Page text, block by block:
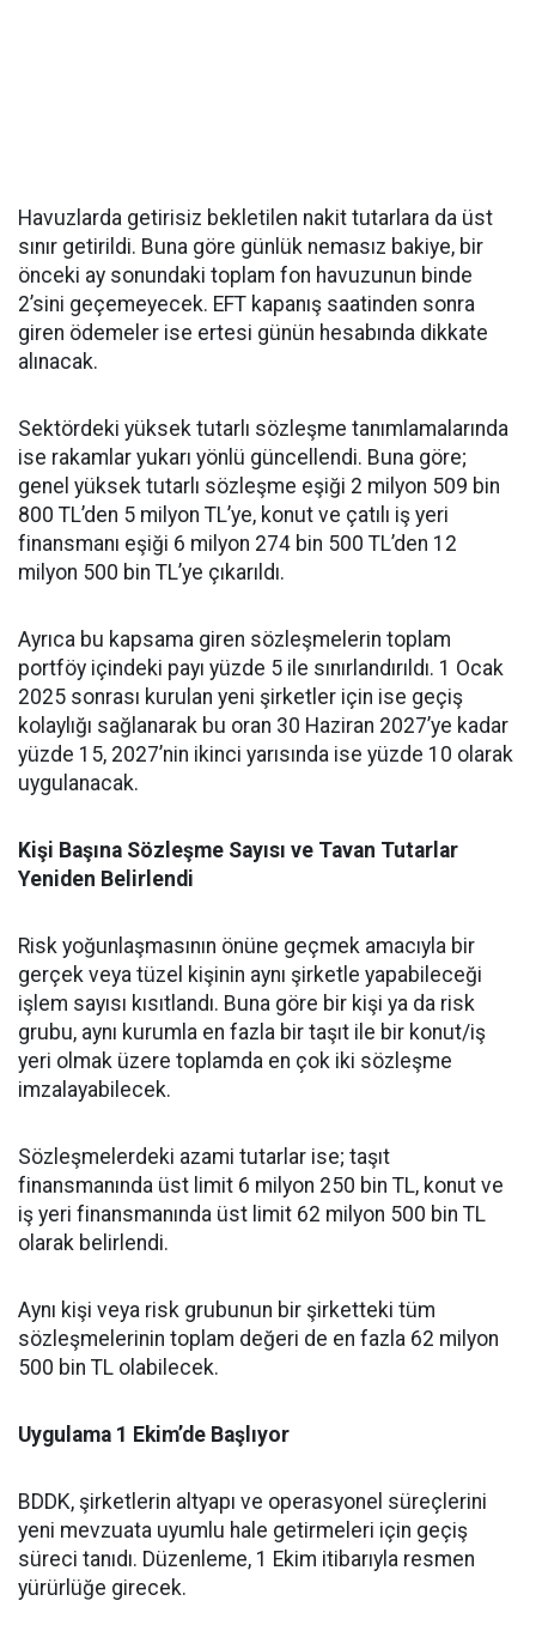
Havuzlarda getirisiz bekletilen nakit tutarlara da üst
sınır getirildi. Buna göre günlük nemasız bakiye, bir
önceki ay sonundaki toplam fon havuzunun binde
2’sini geçemeyecek. EFT kapanış saatinden sonra
giren ödemeler ise ertesi günün hesabında dikkate
alınacak.
Sektördeki yüksek tutarlı sözleşme tanımlamalarında
ise rakamlar yukarı yönlü güncellendi. Buna göre;
genel yüksek tutarlı sözleşme eşiği 2 milyon 509 bin
800 TL’den 5 milyon TL’ye, konut ve çatılı iş yeri
finansmanı eşiği 6 milyon 274 bin 500 TL’den 12
milyon 500 bin TL’ye çıkarıldı.
Ayrıca bu kapsama giren sözleşmelerin toplam
portföy içindeki payı yüzde 5 ile sınırlandırıldı. 1 Ocak
2025 sonrası kurulan yeni şirketler için ise geçiş
kolaylığı sağlanarak bu oran 30 Haziran 2027’ye kadar
yüzde 15, 2027’nin ikinci yarısında ise yüzde 10 olarak
uygulanacak.
Kişi Başına Sözleşme Sayısı ve Tavan Tutarlar
Yeniden Belirlendi
Risk yoğunlaşmasının önüne geçmek amacıyla bir
gerçek veya tüzel kişinin aynı şirketle yapabileceği
işlem sayısı kısıtlandı. Buna göre bir kişi ya da risk
grubu, aynı kurumla en fazla bir taşıt ile bir konut/iş
yeri olmak üzere toplamda en çok iki sözleşme
imzalayabilecek.
Sözleşmelerdeki azami tutarlar ise; taşıt
finansmanında üst limit 6 milyon 250 bin TL, konut ve
iş yeri finansmanında üst limit 62 milyon 500 bin TL
olarak belirlendi.
Aynı kişi veya risk grubunun bir şirketteki tüm
sözleşmelerinin toplam değeri de en fazla 62 milyon
500 bin TL olabilecek.
Uygulama 1 Ekim’de Başlıyor
BDDK, şirketlerin altyapı ve operasyonel süreçlerini
yeni mevzuata uyumlu hale getirmeleri için geçiş
süreci tanıdı. Düzenleme, 1 Ekim itibarıyla resmen
yürürlüğe girecek.